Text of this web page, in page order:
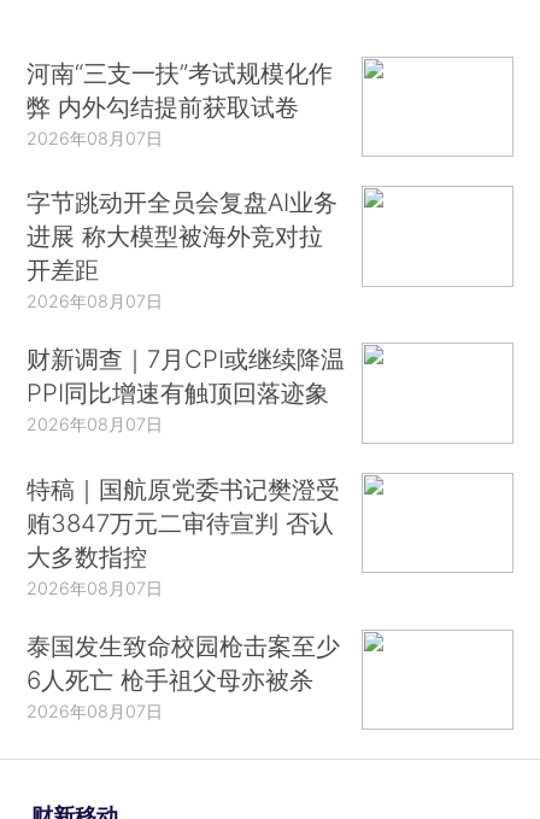
河南“三支一扶”考试规模化作
弊 内外勾结提前获取试卷
2026年08月07日
字节跳动开全员会复盘AI业务
进展 称大模型被海外竞对拉
开差距
2026年08月07日
财新调查｜7月CPI或继续降温
PPI同比增速有触顶回落迹象
2026年08月07日
特稿｜国航原党委书记樊澄受
贿3847万元二审待宣判 否认
大多数指控
2026年08月07日
泰国发生致命校园枪击案至少
6人死亡 枪手祖父母亦被杀
2026年08月07日